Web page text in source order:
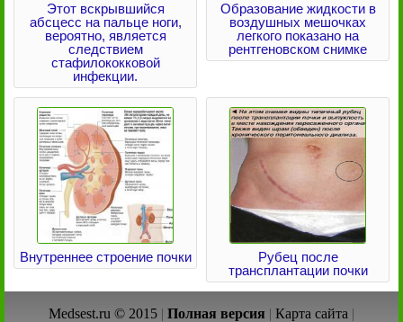
Этот вскрывшийся
абсцесс на пальце ноги,
вероятно, является
следствием
стафилококковой
инфекции.
Образование жидкости в
воздушных мешочках
легкого показано на
рентгеновском снимке
Внутреннее строение почки
Рубец после
трансплантации почки
Medsest.ru © 2015 | Полная версия | Карта сайта |